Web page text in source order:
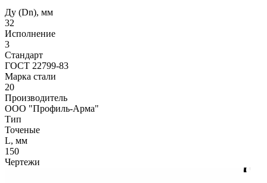
Ду (Dn), мм
32
Исполнение
3
Стандарт
ГОСТ 22799-83
Марка стали
20
Производитель
ООО "Профиль-Арма"
Тип
Точеные
L, мм
150
Чертежи